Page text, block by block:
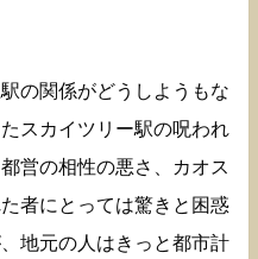
の関係がどうしようもな
スカイツリー駅の呪われ
営の相性の悪さ、カオス
者にとっては驚きと困惑
地元の人はきっと都市計